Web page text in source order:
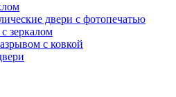
двери с фотопечатью
зеркалом
с ковкой